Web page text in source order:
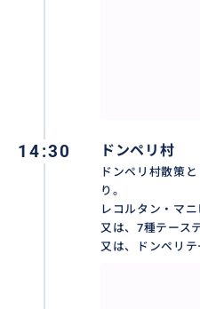
14:30 ドンペリ村
ドンペリ村散策
り。
レコルタン・マニ
又は、7種テース
又は、ドンペリテ